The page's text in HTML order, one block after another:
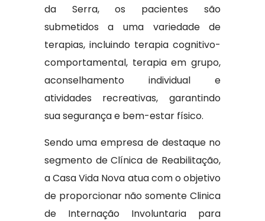
da Serra, os pacientes são
submetidos a uma variedade de
terapias, incluindo terapia cognitivo-
comportamental, terapia em grupo,
aconselhamento individual e
atividades recreativas, garantindo
sua segurança e bem-estar físico.
Sendo uma empresa de destaque no
segmento de Clínica de Reabilitação,
a Casa Vida Nova atua com o objetivo
de proporcionar não somente Clinica
de Internação Involuntaria para